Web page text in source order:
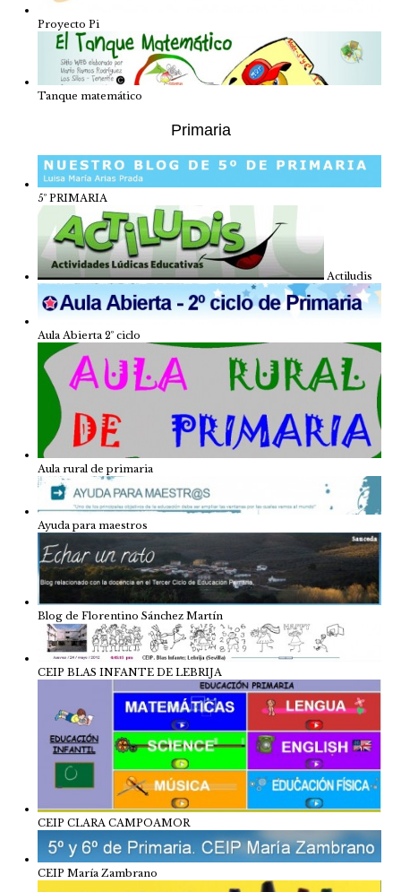
Proyecto Pi
Tanque matemático
Primaria
5º PRIMARIA
Actiludis
Aula Abierta 2º ciclo
Aula rural de primaria
Ayuda para maestros
Blog de Florentino Sánchez Martín
CEIP BLAS INFANTE DE LEBRIJA
CEIP CLARA CAMPOAMOR
CEIP María Zambrano